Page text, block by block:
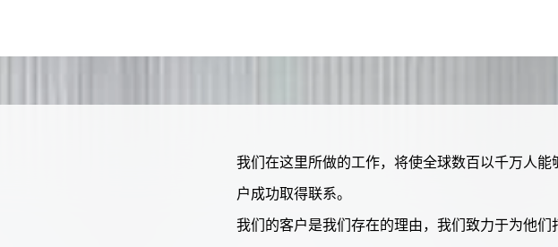
我们在这里所做的工作，将使全球数百以千万人
户成功取得联系。
我们的客户是我们存在的理由，我们致力于为他们